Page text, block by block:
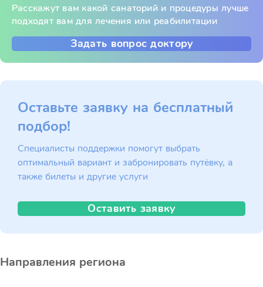
Расскажут вам какой санаторий и процедуры лучше
подходят вам для лечения или реабилитации
Задать вопрос доктору
Оставьте заявку на бесплатный
подбор!
Специалисты поддержки помогут выбрать
оптимальный вариант и забронировать путёвку, а
также билеты и другие услуги
Оставить заявку
Направления региона